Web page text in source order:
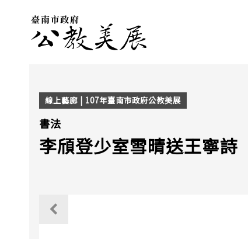
線上藝廊 | 107年臺南市政府公教美展
書法
李頎登少室雪晴送王寧詩